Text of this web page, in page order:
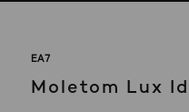
EA7
Moletom Lux